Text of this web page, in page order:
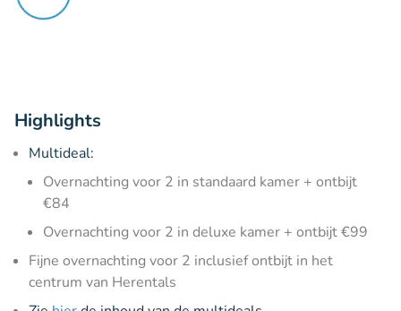
Highlights
Multideal:
Overnachting voor 2 in standaard kamer + ontbijt
€84
Overnachting voor 2 in deluxe kamer + ontbijt €99
Fijne overnachting voor 2 inclusief ontbijt in het
centrum van Herentals